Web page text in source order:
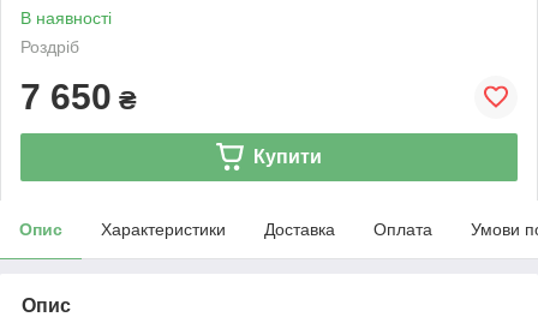
В наявності
Роздріб
7 650 ₴
Купити
Опис Характеристики Доставка Оплата Умови
Опис